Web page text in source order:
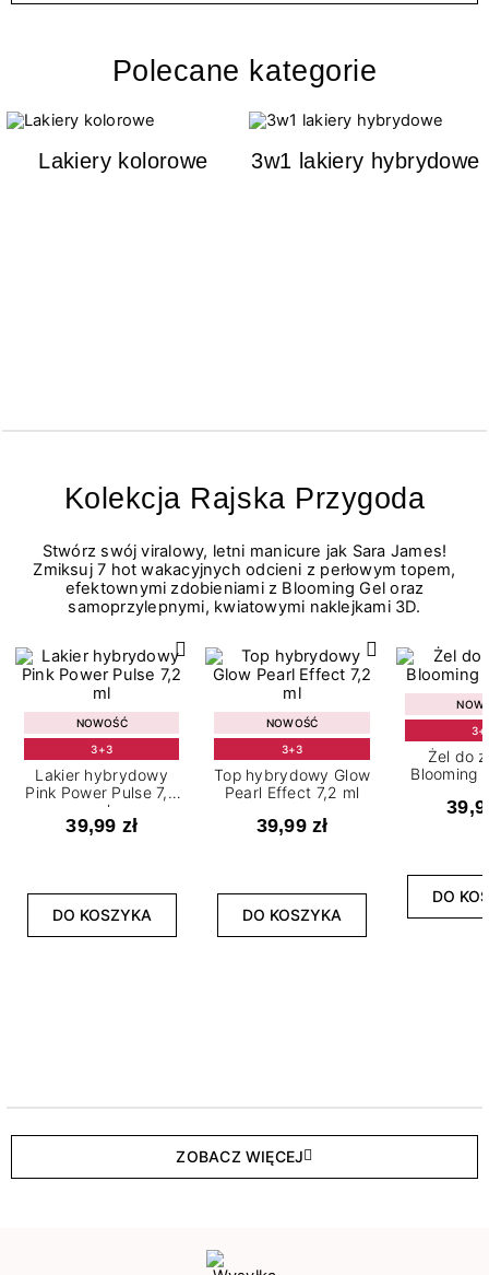
Polecane kategorie
Lakiery kolorowe 3w1 lakiery hybrydowe
Kolekcja Rajska Przygoda
Stwórz swój viralowy, letni manicure jak Sara James!
Zmiksuj 7 hot wakacyjnych odcieni z perłowym topem,
efektownymi zdobieniami z Blooming Gel oraz
samoprzylepnymi, kwiatowymi naklejkami 3D.
NOWOŚĆ
3+3
Lakier hybrydowy
Pink Power Pulse 7,2
ml
39,99 zł
DO KOSZYKA
NOWOŚĆ
3+3
Top hybrydowy Glow
Pearl Effect 7,2 ml
39,99 zł
DO KOSZYKA
Żel do
Blooming
DO
ZOBACZ WIĘCEJ